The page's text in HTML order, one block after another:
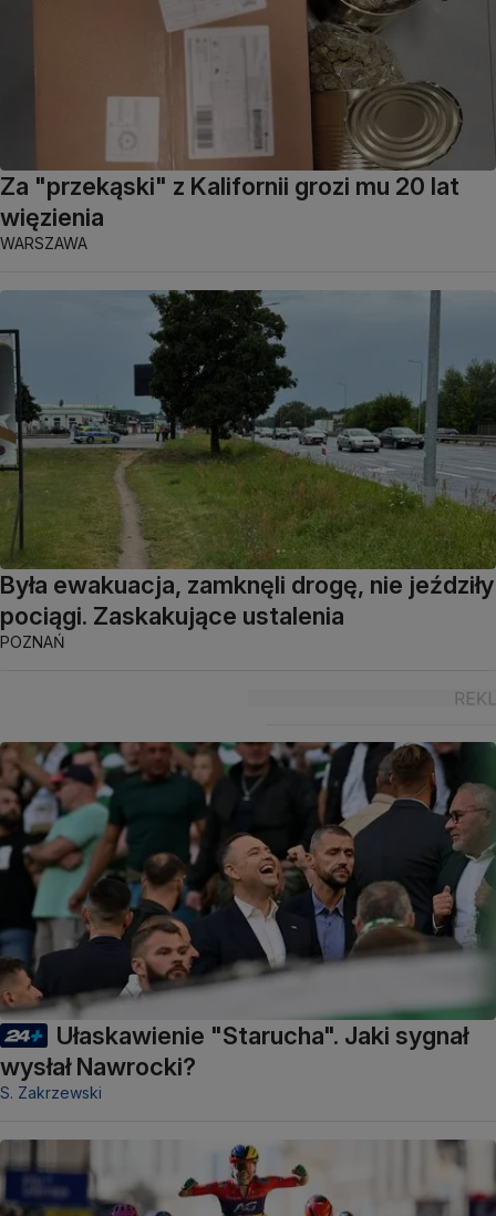
Za "przekąski" z Kalifornii grozi mu 20 lat
więzienia
WARSZAWA
Była ewakuacja, zamknęli drogę, nie jeździły
pociągi. Zaskakujące ustalenia
POZNAŃ
Ułaskawienie "Starucha". Jaki sygnał
wysłał Nawrocki?
S. Zakrzewski